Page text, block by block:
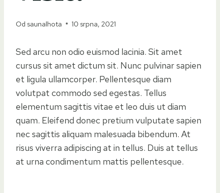
Od saunalhota 10 srpna, 2021
Sed arcu non odio euismod lacinia. Sit amet
cursus sit amet dictum sit. Nunc pulvinar sapien
et ligula ullamcorper. Pellentesque diam
volutpat commodo sed egestas. Tellus
elementum sagittis vitae et leo duis ut diam
quam. Eleifend donec pretium vulputate sapien
nec sagittis aliquam malesuada bibendum. At
risus viverra adipiscing at in tellus. Duis at tellus
at urna condimentum mattis pellentesque.